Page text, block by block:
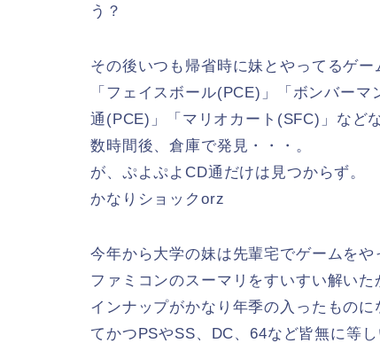
う？
その後いつも帰省時に妹とやってるゲー
「フェイスボール(PCE)」「ボンバー
通(PCE)」「マリオカート(SFC)」など
数時間後、倉庫で発見・・・。
が、ぷよぷよCD通だけは見つからず。
かなりショックorz
今年から大学の妹は先輩宅でゲームをや
ファミコンのスーマリをすいすい解い
インナップがかなり年季の入ったもの
てかつPSやSS、DC、64など皆無に等